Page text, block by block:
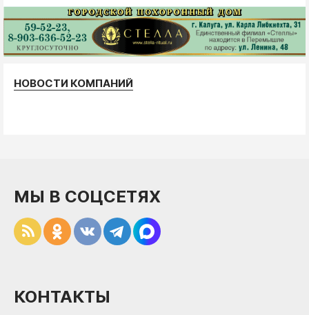
НОВОСТИ КОМПАНИЙ
МЫ В СОЦСЕТЯХ
КОНТАКТЫ